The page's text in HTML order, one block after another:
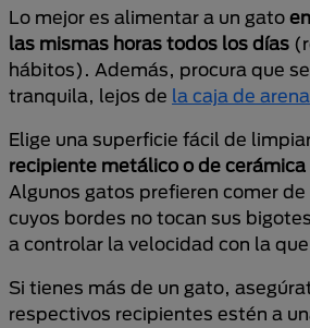
Lo mejor es alimentar a un gato
las mismas horas todos los días
hábitos). Además, procura que
tranquila, lejos de la caja de arena
Elige una superficie fácil de
recipiente metálico o de cerámica
Algunos gatos prefieren comer
cuyos bordes no tocan sus
a controlar la velocidad con la
Si tienes más de un gato,
respectivos recipientes estén a